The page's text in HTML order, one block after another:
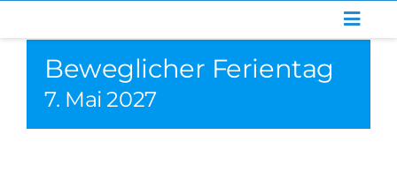
Inhalt
springenBeweglicher Ferientag
7. Mai 2027